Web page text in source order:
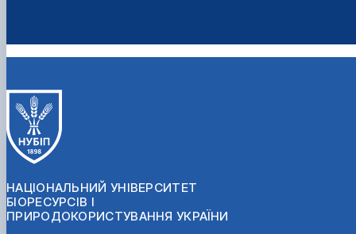
НАЦІОНАЛЬНИЙ УНІВЕРСИТЕТ
БІОРЕСУРСІВ І
ПРИРОДОКОРИСТУВАННЯ УКРАЇНИ